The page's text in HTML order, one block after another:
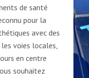
de santé
pour la
avec des
voies locales,
en centre
souhaitez